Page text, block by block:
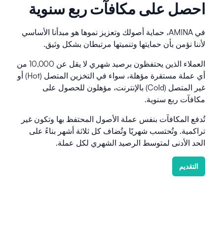
احصل على مكافآت ربع سنوية
في AMINA، حماية أصولك وتعزيز نموها هو مبدأنا الأساسي
لأننا نؤمن بأن حمايتها وتنميتها مرتبطان بشكل وثيق.
العملاء الذين يحتفظون برصيد شهري لا يقل عن 10,000 من
أي عملة مستقرة مؤهلة، سواء في التخزين المتصل (Hot) أو
غير المتصل (Cold) بالإنترنت، مؤهلون للحصول على
مكافآت ربع سنوية.
تُدفع المكافآت بنفس عملة الأصول المحتفظ بها وتكون غير
تراكمية. وتُحتسب شهريًا وتُضاف كل ثلاثة أشهر بناءً على
الحد الأدنى لمتوسط الرصيد الشهري لكل عملة.
التقديم